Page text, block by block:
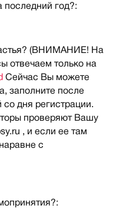
год?:
(ВНИМАНИЕ! На
отвечаем только на
Сейчас Вы можете
заполните после
дня регистрации.
проверяют Вашу
, и если ее там
с